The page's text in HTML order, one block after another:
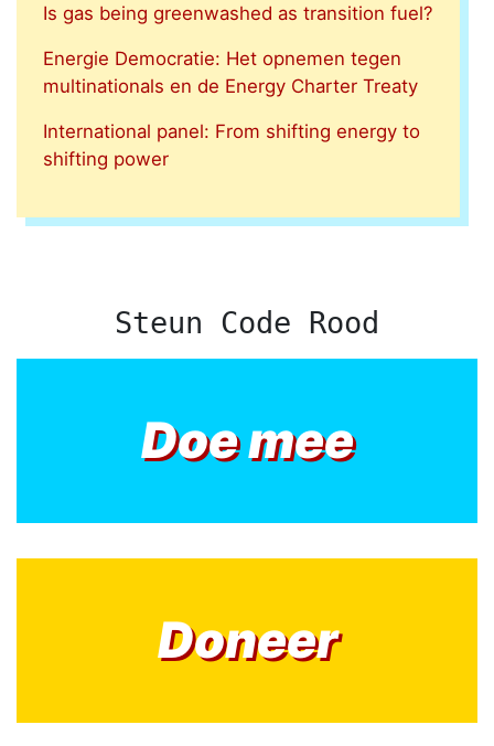
Is gas being greenwashed as transition fuel?
Energie Democratie: Het opnemen tegen
multinationals en de Energy Charter Treaty
International panel: From shifting energy to
shifting power
Steun Code Rood
Doe mee
Doneer